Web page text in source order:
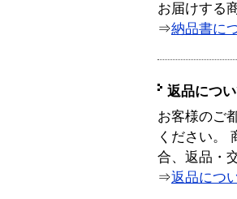
お届けする
⇒納品書に
返品につ
お客様のご
ください。
合、返品・
⇒返品につ